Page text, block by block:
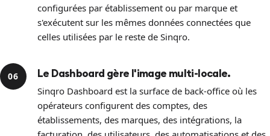
configurées par établissement ou par marque et
s'exécutent sur les mêmes données connectées que
celles utilisées par le reste de Sinqro.
06 Le Dashboard gère l'image multi-locale.
Sinqro Dashboard est la surface de back-office où les
opérateurs configurent des comptes, des
établissements, des marques, des intégrations, la